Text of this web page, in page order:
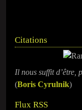
Citations
Il nous suffit d’être,
(​Boris Cyrulnik)
Flux RSS